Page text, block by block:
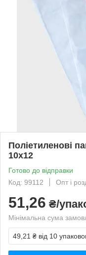
Поліетиленові
10х12
Готово до відправки
Код: 99112
Опт і
51,26 ₴/
Мінімальна сума
49,21 ₴ від 10